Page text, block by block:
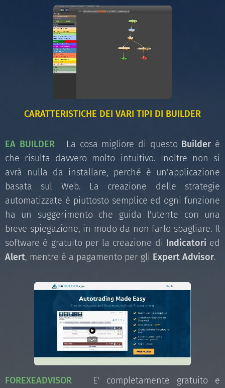
CARATTERISTICHE DEI VARI TIPI DI BUILDER
EA BUILDERLa cosa migliore di questo Builder è
che risulta davvero molto intuitivo. Inoltre non si
avrà nulla da installare, perché è un'applicazione
basata sul Web. La creazione delle strategie
automatizzate è piuttosto semplice ed ogni funzione
ha un suggerimento che guida l'utente con una
breve spiegazione, in modo da non farlo sbagliare. Il
software è gratuito per la creazione di Indicatori ed
Alert, mentre è a pagamento per gli Expert Advisor.
FOREXEADVISOR
E' completamente gratuito e